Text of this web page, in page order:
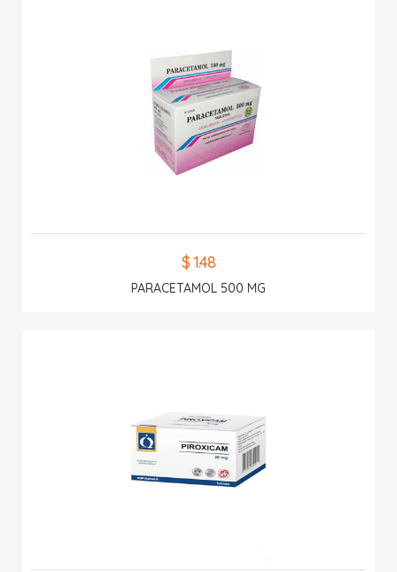
$ 1.48
PARACETAMOL 500 MG